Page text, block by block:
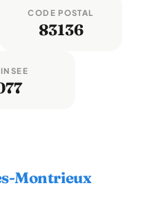
CODE POSTAL
83136
Montrieux